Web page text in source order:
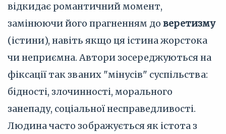
відкидає романтичний момент,
замінюючи його прагненням до веретизму
(істини), навіть якщо ця істина жорстока
чи неприємна. Автори зосереджуються на
фіксації так званих "мінусів" суспільства:
бідності, злочинності, морального
занепаду, соціальної несправедливості.
Людина часто зображується як істота з